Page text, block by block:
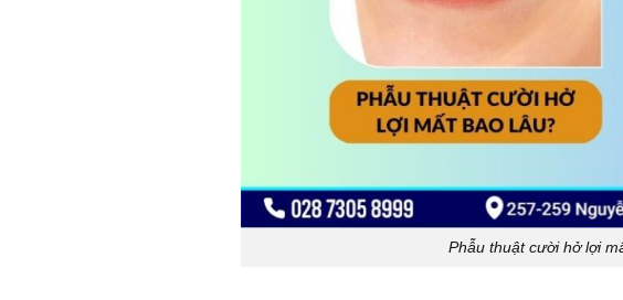
Phẫu thuật cười hở lợi